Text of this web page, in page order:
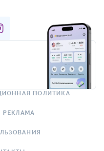
ПОЛИТИКА
РЕКЛАМА